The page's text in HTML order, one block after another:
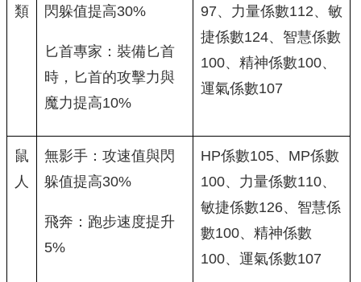
類
閃躲值提高30%
匕首專家：裝備匕首
時，匕首的攻擊力與
魔力提高10%
97、力量係數112、敏
捷係數124、智慧係數
100、精神係數100、
運氣係數107
鼠
人
無影手：攻速值與閃
躲值提高30%
飛奔：跑步速度提升
5%
HP係數105、MP係數
100、力量係數110、
敏捷係數126、智慧係
數100、精神係數
100、運氣係數107